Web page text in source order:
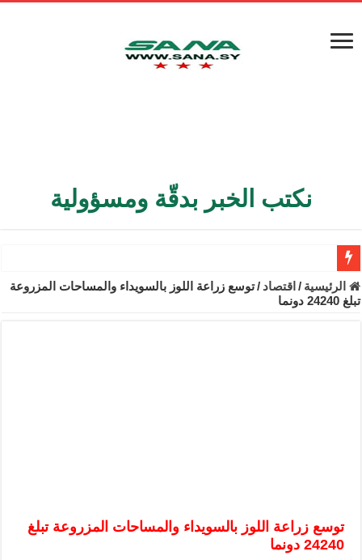
نكتب الخبر بدقّة ومسؤولية
الأمن الداخلي يعثر على مقبرة جماعية في ريف اللاذقية تضم 9 جثامين
الوزير الشيباني يبحث في باريس تعزيز الاستقرار في سوريا
سوريا تبحث مع الإيسيسكو التعاون في البحث العلمي وحماية التراث
الرئيسية / اقتصاد /توسع زراعة اللوز بالسويداء والمساحات المزروعة
تبلغ 24240 دونما
توسع زراعة اللوز بالسويداء والمساحات المزروعة تبلغ
24240 دونما